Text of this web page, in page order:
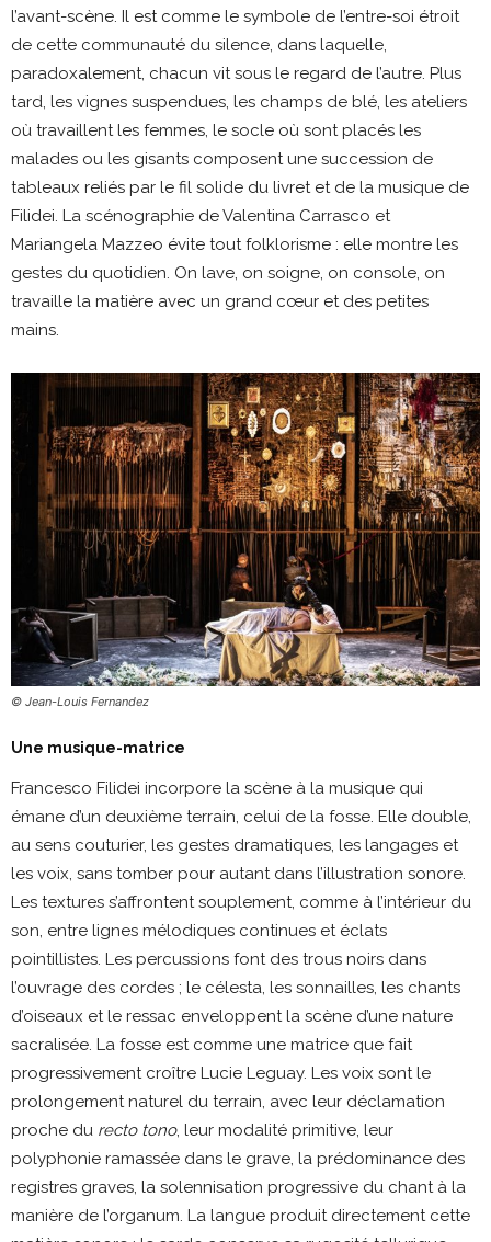
l’avant-scène. Il est comme le symbole de l’entre-soi étroit
de cette communauté du silence, dans laquelle,
paradoxalement, chacun vit sous le regard de l’autre. Plus
tard, les vignes suspendues, les champs de blé, les ateliers
où travaillent les femmes, le socle où sont placés les
malades ou les gisants composent une succession de
tableaux reliés par le fil solide du livret et de la musique de
Filidei. La scénographie de Valentina Carrasco et
Mariangela Mazzeo évite tout folklorisme : elle montre les
gestes du quotidien. On lave, on soigne, on console, on
travaille la matière avec un grand cœur et des petites
mains.
© Jean-Louis Fernandez
Une musique-matrice
Francesco Filidei incorpore la scène à la musique qui
émane d’un deuxième terrain, celui de la fosse. Elle double,
au sens couturier, les gestes dramatiques, les langages et
les voix, sans tomber pour autant dans l’illustration sonore.
Les textures s’affrontent souplement, comme à l’intérieur du
son, entre lignes mélodiques continues et éclats
pointillistes. Les percussions font des trous noirs dans
l’ouvrage des cordes ; le célesta, les sonnailles, les chants
d’oiseaux et le ressac enveloppent la scène d’une nature
sacralisée. La fosse est comme une matrice que fait
progressivement croître Lucie Leguay. Les voix sont le
prolongement naturel du terrain, avec leur déclamation
proche du recto tono, leur modalité primitive, leur
polyphonie ramassée dans le grave, la prédominance des
registres graves, la solennisation progressive du chant à la
manière de l’organum. La langue produit directement cette